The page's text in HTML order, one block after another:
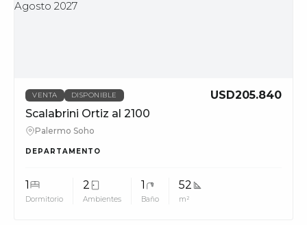
VENTA DISPONIBLE
USD205.840
Scalabrini Ortiz al 2100
Palermo Soho
DEPARTAMENTO
1
Dormitorio
2
Ambientes
1
Baño
52
m²